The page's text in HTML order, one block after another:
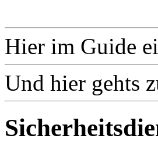
Hier im Guide
Und hier gehts